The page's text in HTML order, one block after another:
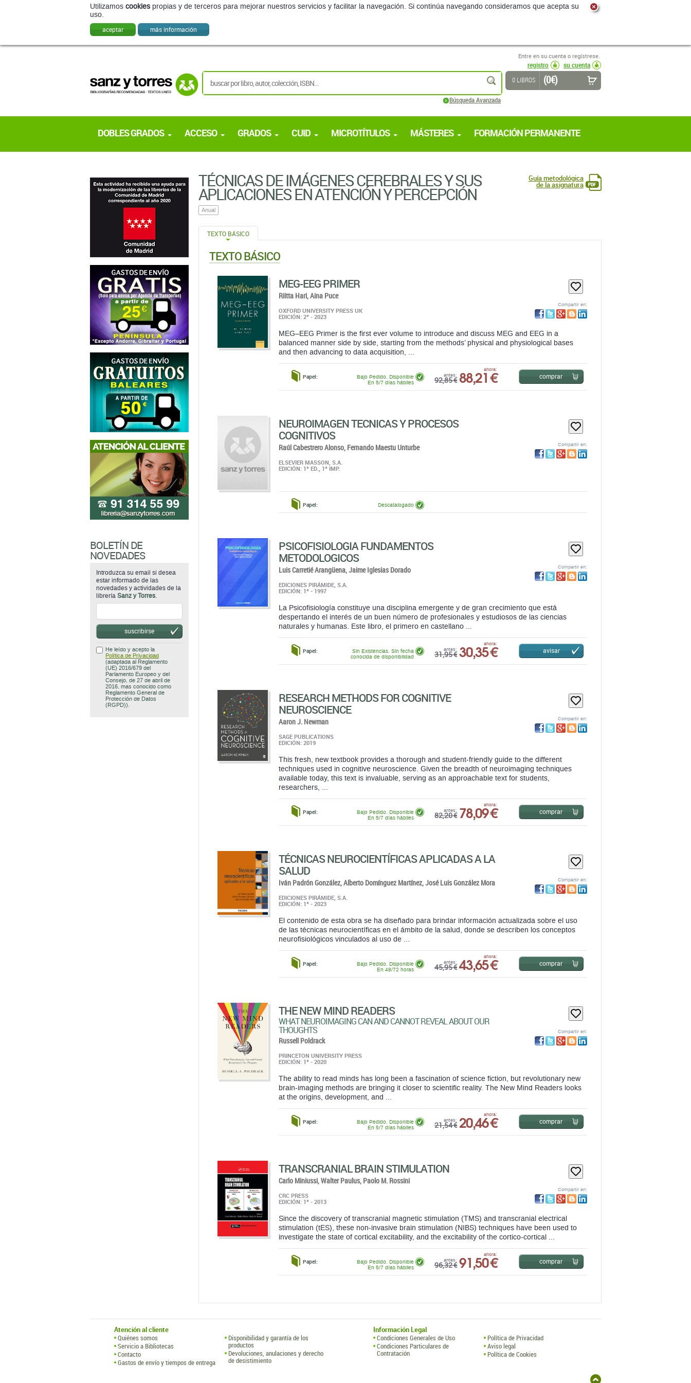
Utilizamos cookies propias y de terceros para mejorar nuestros servicios y facilitar la navegación. Si continúa navegando consideramos que acepta su
uso.
aceptar más información
Entre en su cuenta o regístrese.
registro
su cuenta
buscar
Búsqueda Avanzada
0 LIBROS (0 €)
DOBLES GRADOS ACCESO GRADOS CUID MICROTÍTULOS MÁSTERES FORMACIÓN PERMANENTE
TÉCNICAS DE IMÁGENES CEREBRALES Y SUS
APLICACIONES EN ATENCIÓN Y PERCEPCIÓN
Anual
Guía metodológica
de la asignatura
TEXTO BÁSICO
TEXTO BÁSICO
MEG-EEG PRIMER
Riitta Hari,Aina Puce
OXFORD UNIVERSITY PRESS UK
EDICIÓN: 2ª - 2023
Compartir en:
MEG–EEG Primer is the first ever volume to introduce and discuss MEG and EEG in a
balanced manner side by side, starting from the methods’ physical and physiological bases
and then advancing to data acquisition, ...
Papel: antes:
92,85 €
ahora:
88,21 €
Bajo Pedido. Disponible
En 5/7 días hábiles
comprar
NEUROIMAGEN TECNICAS Y PROCESOS
COGNITIVOS
Raúl Cabestrero Alonso, Fernando Maestu Unturbe
ELSEVIER MASSON, S.A.
EDICIÓN: 1ª ED., 1ª IMP.
Compartir en:
Papel: Descatalogado
PSICOFISIOLOGIA FUNDAMENTOS
METODOLOGICOS
Luis Carretié Arangüena,Jaime Iglesias Dorado
EDICIONES PIRÁMIDE, S.A.
EDICIÓN: 1ª - 1997
Compartir en:
La Psicofisiología constituye una disciplina emergente y de gran crecimiento que está
despertando el interés de un buen número de profesionales y estudiosos de las ciencias
naturales y humanas. Este libro, el primero en castellano ...
Papel: antes:
31,95 €
ahora:
30,35 €
Sin Existencias. Sin fecha
conocida de disponibilidad
avisar
RESEARCH METHODS FOR COGNITIVE
NEUROSCIENCE
Aaron J. Newman
SAGE PUBLICATIONS
EDICIÓN: 2019
Compartir en:
This fresh, new textbook provides a thorough and student-friendly guide to the different
techniques used in cognitive neuroscience. Given the breadth of neuroimaging techniques
available today, this text is invaluable, serving as an approachable text for students,
researchers, ...
Papel: antes:
82,20 €
ahora:
78,09 €
Bajo Pedido. Disponible
En 5/7 días hábiles
comprar
TÉCNICAS NEUROCIENTÍFICAS APLICADAS A LA
SALUD
Iván Padrón González,Alberto Domínguez Martínez,José Luis González Mora
EDICIONES PIRÁMIDE, S.A.
EDICIÓN: 1ª - 2023
Compartir en:
El contenido de esta obra se ha diseñado para brindar información actualizada sobre el uso
de las técnicas neurocientíficas en el ámbito de la salud, donde se describen los conceptos
neurofisiológicos vinculados al uso de ...
Papel: antes:
45,95 €
ahora:
43,65 €
Bajo Pedido. Disponible
En 48/72 horas
comprar
THE NEW MIND READERS
WHAT NEUROIMAGING CAN AND CANNOT REVEAL ABOUT OUR
THOUGHTS
Russell Poldrack
PRINCETON UNIVERSITY PRESS
EDICIÓN: 1ª - 2020
Compartir en:
The ability to read minds has long been a fascination of science fiction, but revolutionary new
brain-imaging methods are bringing it closer to scientific reality. The New Mind Readers looks
at the origins, development, and ...
Papel: antes:
21,54 €
ahora:
20,46 €
Bajo Pedido. Disponible
En 5/7 días hábiles
comprar
TRANSCRANIAL BRAIN STIMULATION
Carlo Miniussi,Walter Paulus, Paolo M. Rossini
CRC PRESS
EDICIÓN: 1ª - 2013
Compartir en:
Since the discovery of transcranial magnetic stimulation (TMS) and transcranial electrical
stimulation (tES), these non-invasive brain stimulation (NIBS) techniques have been used to
investigate the state of cortical excitability, and the excitability of the cortico-cortical ...
Papel: antes:
96,32 €
ahora:
91,50 €
Bajo Pedido. Disponible
En 5/7 días hábiles
comprar
BOLETÍN DE
NOVEDADES
Introduzca su email si desea
estar informado de las
novedades y actividades de la
librería Sanz y Torres.
suscribirse
He leído y acepto la
Política de Privacidad
(adaptada al Reglamento
(UE) 2016/679 del
Parlamento Europeo y del
Consejo, de 27 de abril de
2016, mas conocido como
Reglamento General de
Protección de Datos
(RGPD)).
Atención al cliente
Quiénes somos
Servicio a Bibliotecas
Contacto
Gastos de envío y tiempos de entrega
Disponibilidad y garantía de los
productos
Devoluciones, anulaciones y derecho
de desistimiento
Información Legal
Condiciones Generales de Uso
Condiciones Particulares de
Contratación
Política de Privacidad
Aviso legal
Política de Cookies